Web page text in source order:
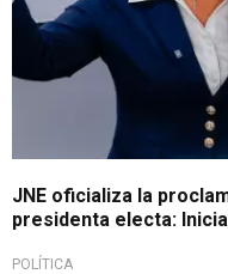
JNE oficializa la
presidenta electa:
POLÍTICA